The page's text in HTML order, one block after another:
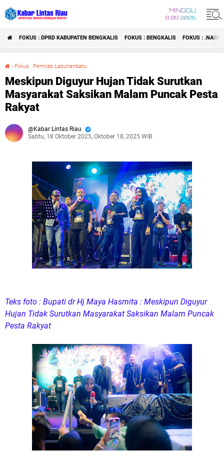
MINGGU
9 08 2026
FOKUS : DPRD KABUPATEN BENGKALIS FOKUS : BENGKALIS FOKUS :
› Fokus : Pemkab Labuhanbatu
Meskipun Diguyur Hujan Tidak Surutkan
Masyarakat Saksikan Malam Puncak Pesta
Rakyat
Kabar Lintas Riau
Sabtu, 18 Oktober 2025, Oktober 18, 2025 WIB
Teks foto : Bupati dr Hj Maya Hasmita : Meskipun Diguyur
Hujan Tidak Surutkan Masyarakat Saksikan Malam Puncak
Pesta Rakyat